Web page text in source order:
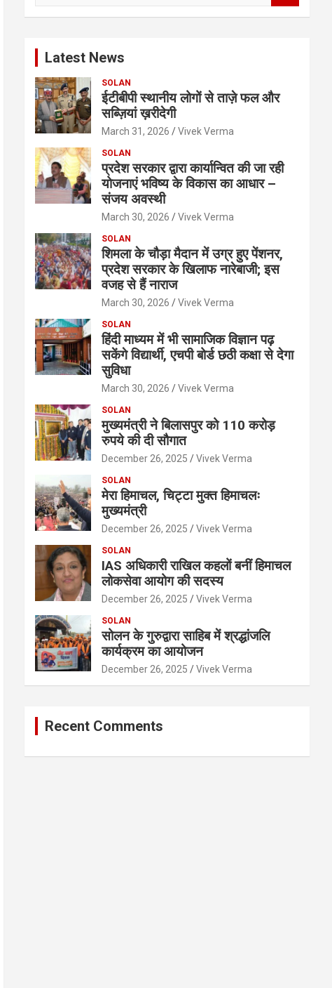
Latest News
SOLAN
ईटीबीपी स्थानीय लोगों से ताज़े फल और
सब्ज़ियां ख़रीदेगी
March 31, 2026 Vivek Verma
SOLAN
प्रदेश सरकार द्वारा कार्यान्वित की जा रही
योजनाएं भविष्य के विकास का आधार –
संजय अवस्थी
March 30, 2026 Vivek Verma
SOLAN
शिमला के चौड़ा मैदान में उग्र हुए पेंशनर,
प्रदेश सरकार के खिलाफ नारेबाजी; इस
वजह से हैं नाराज
March 30, 2026 Vivek Verma
SOLAN
हिंदी माध्यम में भी सामाजिक विज्ञान पढ़
सकेंगे विद्यार्थी, एचपी बोर्ड छठी कक्षा से देगा
सुविधा
March 30, 2026 Vivek Verma
SOLAN
मुख्यमंत्री ने बिलासपुर को 110 करोड़
रुपये की दी सौगात
December 26, 2025 Vivek Verma
SOLAN
मेरा हिमाचल, चिट्टा मुक्त हिमाचलः
मुख्यमंत्री
December 26, 2025 Vivek Verma
SOLAN
IAS अधिकारी राखिल कहलों बनीं हिमाचल
लोकसेवा आयोग की सदस्य
December 26, 2025 Vivek Verma
SOLAN
सोलन के गुरुद्वारा साहिब में श्रद्धांजलि
कार्यक्रम का आयोजन
December 26, 2025 Vivek Verma
Recent Comments